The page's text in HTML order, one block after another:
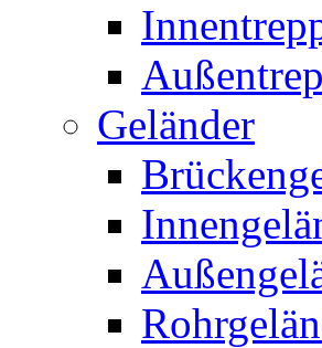
Geländer